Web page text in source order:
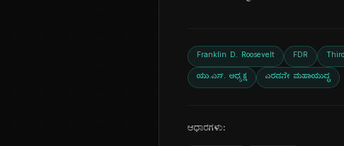
Franklin D. Roosevelt FDR
ಯು.ಎಸ್. ಅಧ್ಯಕ್ಷ ಎರಡನೇ ಮಹಾಯುದ್ಧ
ಆಧಾರಗಳು: